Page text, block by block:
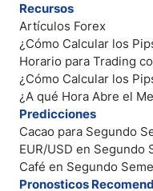
Recursos
Artículos Forex
¿Cómo Calcular los
Horario para Trading
¿Cómo Calcular los
¿A qué Hora Abre el
Predicciones
Cacao para Segundo
EUR/USD en Segundo
Café en Segundo
Pronosticos